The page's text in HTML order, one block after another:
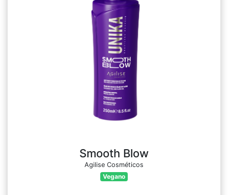
Smooth Blow
Agilise Cosméticos
Vegano